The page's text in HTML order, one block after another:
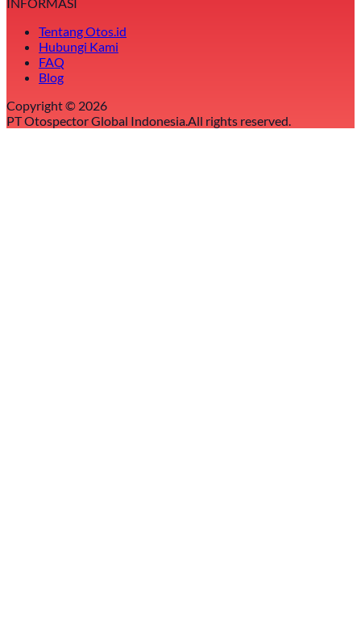
INFORMASI
Tentang Otos.id
Hubungi Kami
FAQ
Blog
Copyright © 2026
PT Otospector Global Indonesia.All rights reserved.